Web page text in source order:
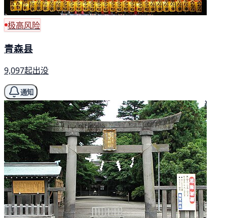
极高风险
青森县
9,097起出没
通知